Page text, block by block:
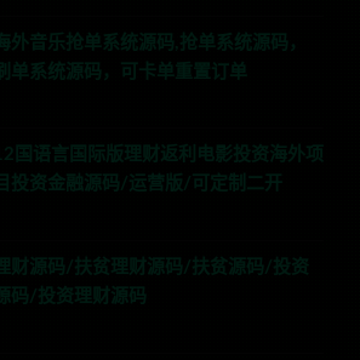
外音乐抢单系统源码,抢单系统源码，
单系统源码，可卡单重置订单
国语言国际版理财返利电影投资海外项
目投资金融源码/运营版/可定制二开
财源码/扶贫理财源码/扶贫源码/投资
码/投资理财源码